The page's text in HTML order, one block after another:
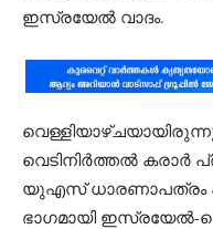
ഇസ്രയേല്‍ വാദം.
വെടിനിര്‍ത്തല്‍ കരാര്‍
യുഎസ് ധാരണാപത്രം
ഭാഗമായി